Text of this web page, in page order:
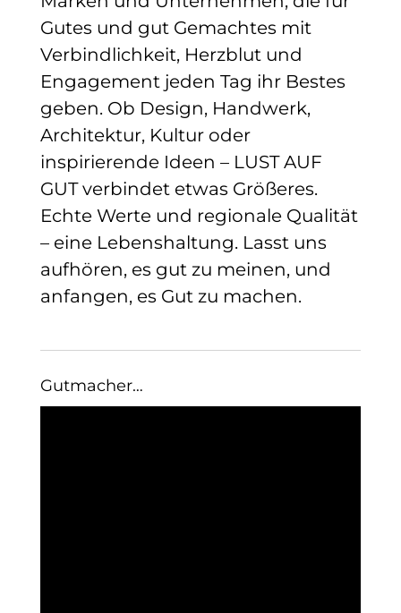
Gutes und gut Gemachtes mit
Verbindlichkeit, Herzblut und
Engagement jeden Tag ihr Bestes
geben. Ob Design, Handwerk,
Architektur, Kultur oder
inspirierende Ideen – LUST AUF
GUT verbindet etwas Größeres.
Echte Werte und regionale Qualität
– eine Lebenshaltung. Lasst uns
aufhören, es gut zu meinen, und
anfangen, es Gut zu machen.
Gutmacher…